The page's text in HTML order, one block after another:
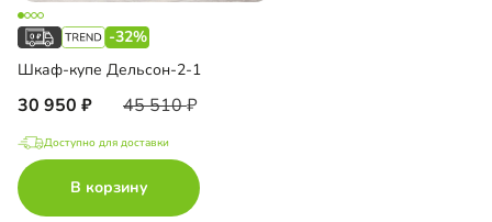
-32%
Шкаф-купе Дельсон-2-1
30 950 45 510
Доступно для доставки
В корзину